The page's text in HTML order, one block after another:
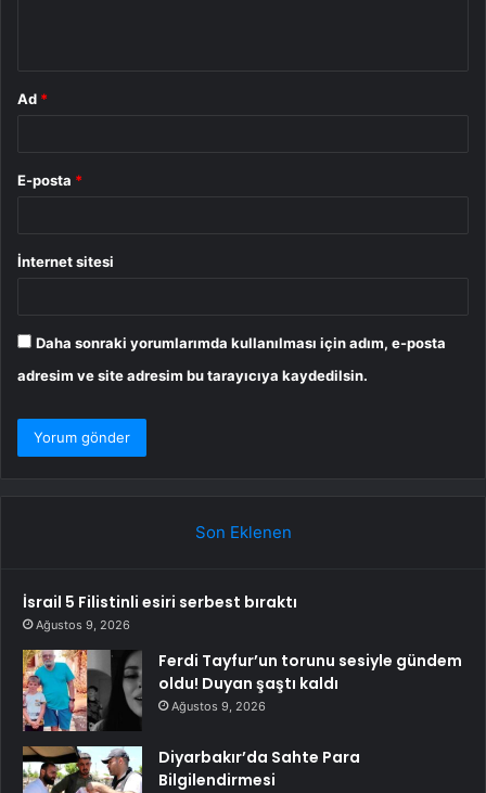
Ad *
E-posta *
İnternet sitesi
Daha sonraki yorumlarımda kullanılması için adım, e-posta
adresim ve site adresim bu tarayıcıya kaydedilsin.
Son Eklenen
İsrail 5 Filistinli esiri serbest bıraktı
Ağustos 9, 2026
Ferdi Tayfur’un torunu sesiyle gündem
oldu! Duyan şaştı kaldı
Ağustos 9, 2026
Diyarbakır’da Sahte Para
Bilgilendirmesi